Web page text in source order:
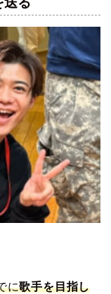
に歌手を目指し